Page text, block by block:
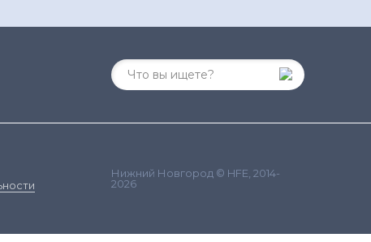
Нижний Новгород © HFE, 2014-
2026